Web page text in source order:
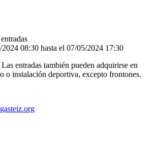
08:30 hasta el 07/05/2024 17:30
Las entradas también pueden adquirirse en
o instalación deportiva, excepto frontones.